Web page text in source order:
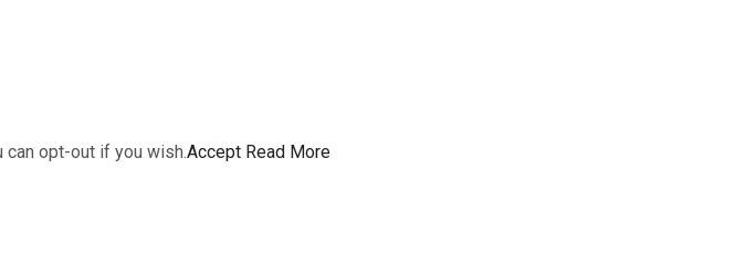
opt-out if you wish.Accept Read More